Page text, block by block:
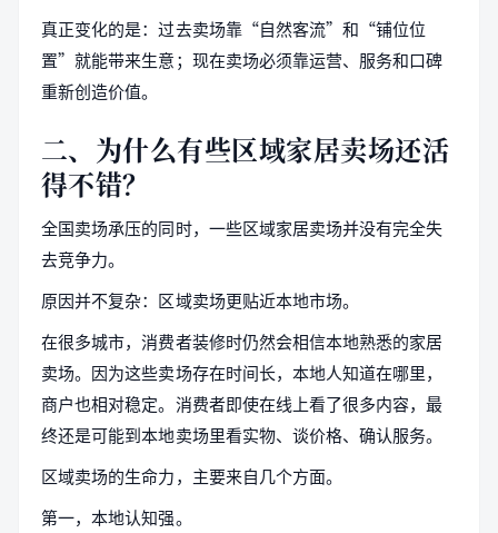
真正变化的是：过去卖场靠“自然客流”和“铺位位
置”就能带来生意；现在卖场必须靠运营、服务和口碑
重新创造价值。
二、为什么有些区域家居卖场还活
得不错？
全国卖场承压的同时，一些区域家居卖场并没有完全失
去竞争力。
原因并不复杂：区域卖场更贴近本地市场。
在很多城市，消费者装修时仍然会相信本地熟悉的家居
卖场。因为这些卖场存在时间长，本地人知道在哪里，
商户也相对稳定。消费者即使在线上看了很多内容，最
终还是可能到本地卖场里看实物、谈价格、确认服务。
区域卖场的生命力，主要来自几个方面。
第一，本地认知强。